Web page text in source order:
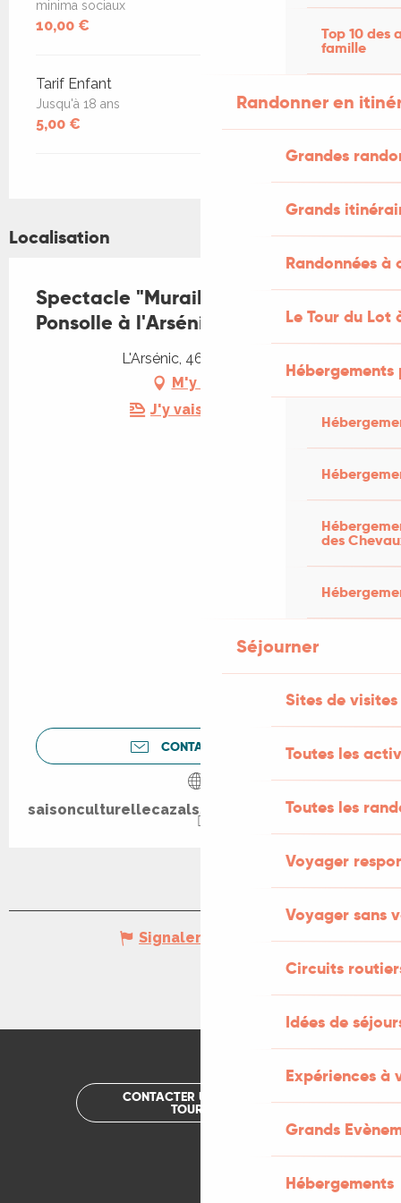
Top 10 des
famille
Randonner en
Grandes
Grands
Randonnées
Le Tour du Lot
des
Séjourner
Sites de visites
Toutes les
Toutes les
Voyager
Voyager sans
Circuits
Idées de
Expériences à
Grands
Hébergements
minima sociaux
10,00 €
Tarif Enfant
Jusqu'à 18 ans
5,00 €
Localisation
Spectacle "Muraille" par Louis
Ponsolle à l'Arsénic
L'Arsénic, 46250 Gindou
M'y rendre
J'y vais en train !
CONTACTEZ-NOUS
saisonculturellecazalssalviac.wordpress.com
Signaler une erreur
CONTACTER UN OFFICE DE
TOURISME